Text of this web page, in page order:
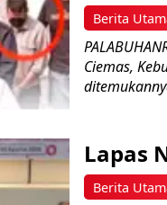
Berita
Ciemas,
Berita
Lapas